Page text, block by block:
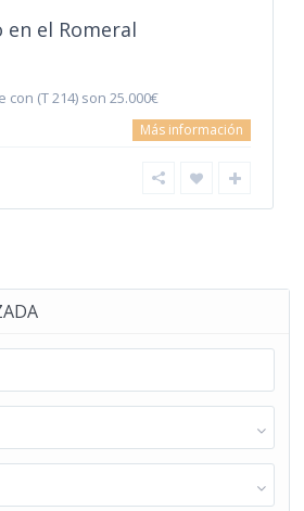
en el Romeral
con (T 214) son 25.000€
Más información